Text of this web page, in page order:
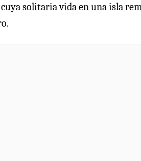
solitaria vida en una isla